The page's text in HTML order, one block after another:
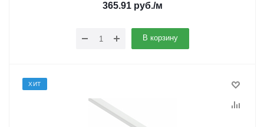
365.91 руб./м
В корзину
ХИТ